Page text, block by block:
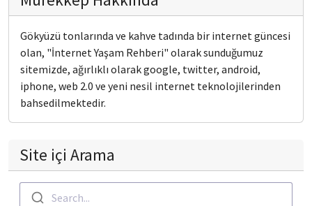
Gökyüzü tonlarında ve kahve tadında bir internet güncesi
olan, "İnternet Yaşam Rehberi" olarak sunduğumuz
sitemizde, ağırlıklı olarak google, twitter, android,
iphone, web 2.0 ve yeni nesil internet teknolojilerinden
bahsedilmektedir.
Site içi Arama
Search...